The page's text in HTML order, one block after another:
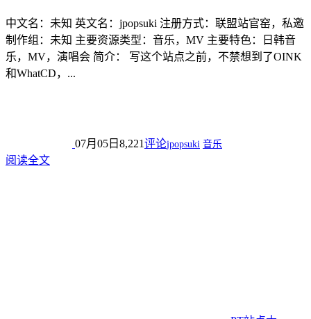
中文名：未知 英文名：jpopsuki 注册方式：联盟站官窑，私邀
制作组：未知 主要资源类型：音乐，MV 主要特色：日韩音
乐，MV，演唱会 简介： 写这个站点之前，不禁想到了OINK
和WhatCD，...
07月05日 8,221评论jpopsuki 音乐
阅读全文